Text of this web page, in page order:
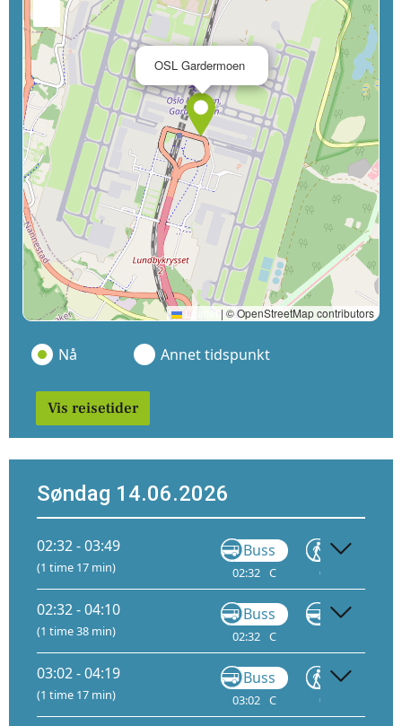
OSL Gardermoen
Leaflet | © OpenStreetMap contributors
Nå Annet tidspunkt
Vis reisetider
Søndag 14.06.2026
02:32 - 03:49
(1 time 17 min)
Buss
02:32 C
Gå
03:01
02:32 - 04:10
(1 time 38 min)
Buss
02:32 C
Buss
03:02 - 04:19
(1 time 17 min)
Buss
03:02 C
Gå
03:31